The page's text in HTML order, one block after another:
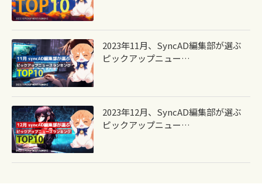
2023年11月、syncAD編集部が選ぶ
ピックアップニュー…
2023年12月、syncAD編集部が選ぶ
ピックアップニュー…